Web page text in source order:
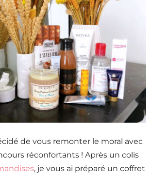
de vous remonter le moral avec
réconfortants ! Après un colis
, je vous ai préparé un coffret